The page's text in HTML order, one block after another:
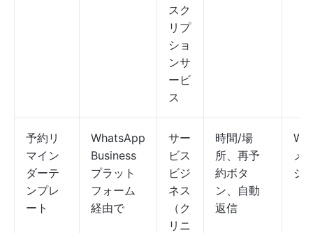
スク
リプ
ショ
ンサ
ービ
ス
予約リ
マイン
ダーテ
ンプレ
ート
WhatsApp
Business
プラット
フォーム
経由で
サー
ビス
ビジ
ネス
（ク
リニ
時間/場
所、再予
約ボタ
ン、自動
返信
メ
ジ